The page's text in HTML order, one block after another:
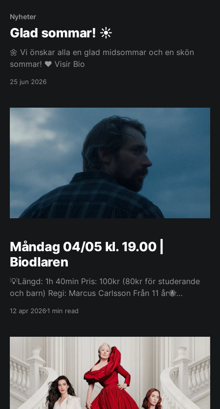
Nyheter
Glad sommar! ☀️
🌼 Vi önskar alla en glad midsommar och en skön
sommar! ❤️ Visir Bio
25 jun 2026
Måndag 04/05 kl. 19.00 |
Biodlaren
💡Längd: 1h 40min Pris: 100kr (80kr för studerande
och barn) Regi: Marcus Carlsson Från 11 år🐝
säljer honung i foajén. I det lilla samhället Åmotfors i
efter att ha förlorat sin partner för många år sedan.
12 apr 20261 min read